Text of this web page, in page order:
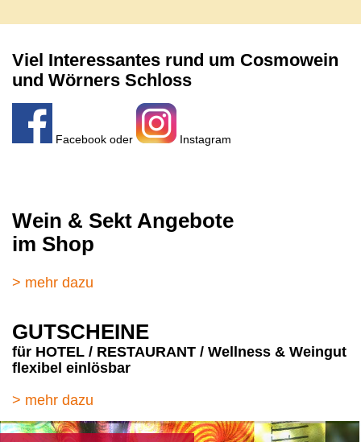
Viel Interessantes rund um Cosmowein
und Wörners Schloss
Facebook oder Instagram
Wein & Sekt Angebote
im Shop
> mehr dazu
GUTSCHEINE
für HOTEL / RESTAURANT / Wellness & Weingut
flexibel einlösbar
> mehr dazu